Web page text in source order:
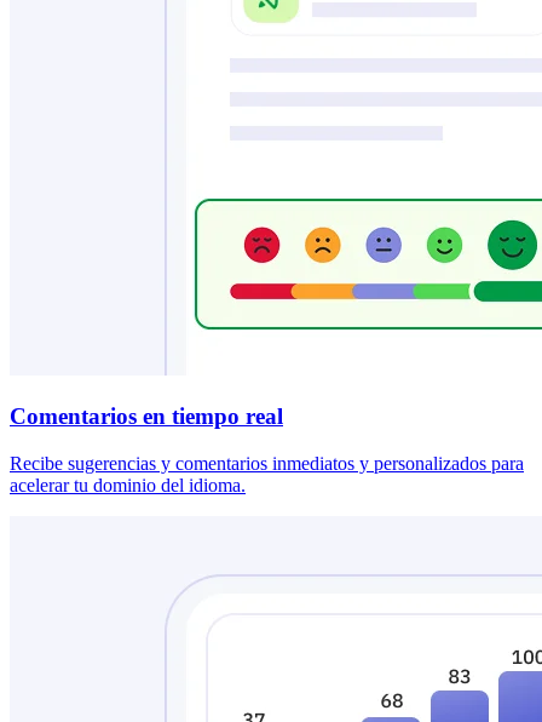
Comentarios en tiempo real
Recibe sugerencias y comentarios inmediatos y personalizados para
acelerar tu dominio del idioma.